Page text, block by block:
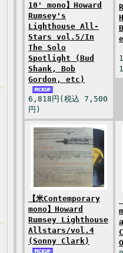
10' mono】Howard
Rumsey's
Lighthouse All-
Stars vol.5/In
The Solo
Spotlight (Bud
Shank, Bob
Gordon, etc)
6,818円(税込 7,500
円)
【米Contemporary
mono】Howard
Rumsey Lighthouse
Allstars/vol.4
(Sonny Clark)